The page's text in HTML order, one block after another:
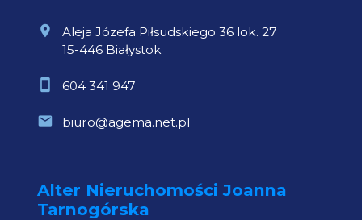
Aleja Józefa Piłsudskiego 36 lok. 27
15-446 Białystok
604 341 947
biuro@agema.net.pl
Alter Nieruchomości Joanna
Tarnogórska